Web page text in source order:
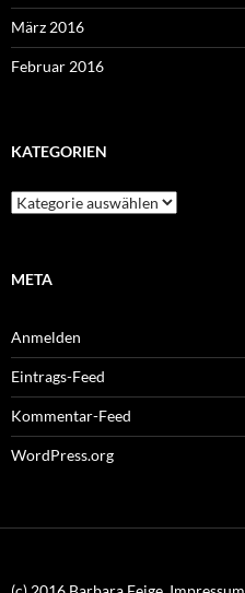
März 2016
Februar 2016
KATEGORIEN
Kategorien
META
Anmelden
Eintrags-Feed
Kommentar-Feed
WordPress.org